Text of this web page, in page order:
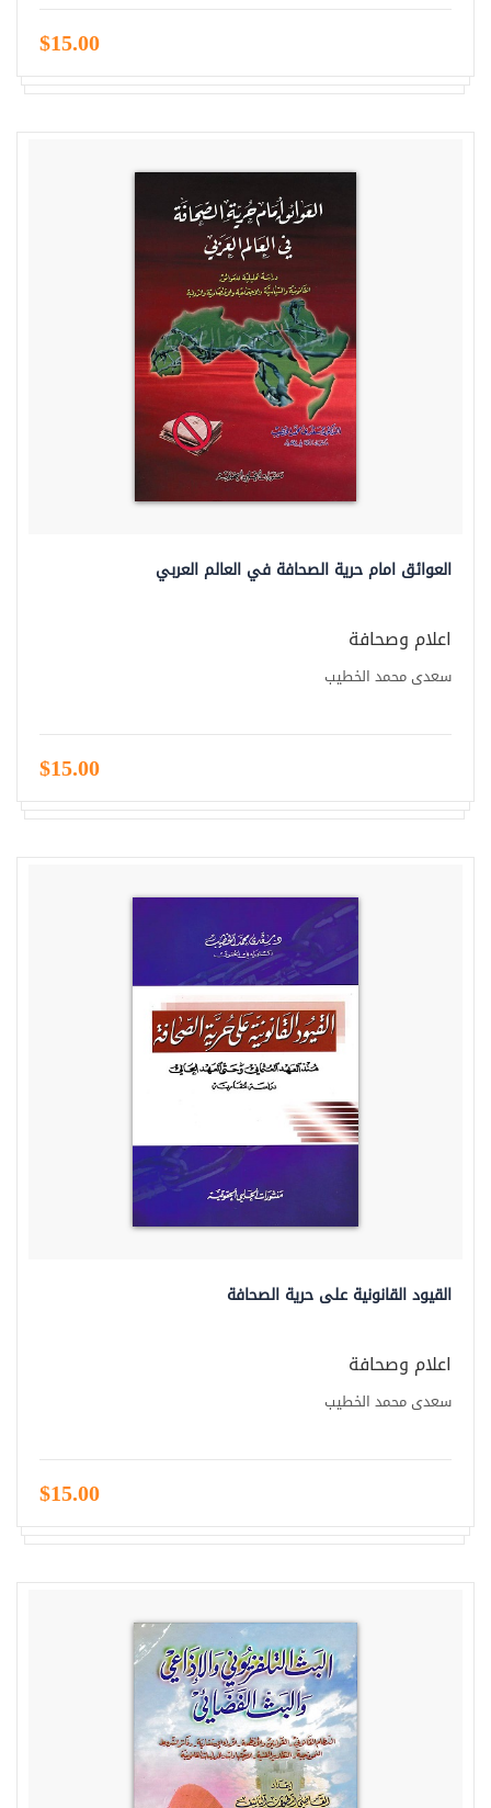
$15.00
العوائق امام حرية الصحافة في العالم العربي
اعلام وصحافة
سعدى محمد الخطيب
$15.00
القيود القانونية على حرية الصحافة
اعلام وصحافة
سعدى محمد الخطيب
$15.00